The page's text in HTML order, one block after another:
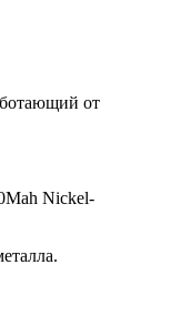
от
Nickel-